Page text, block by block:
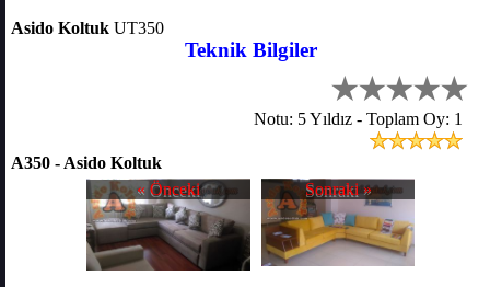
Asido Koltuk UT350
Teknik Bilgiler
Notu: 5 Yıldız - Toplam Oy: 1
A350 - Asido Koltuk
Sonraki »
« Önceki